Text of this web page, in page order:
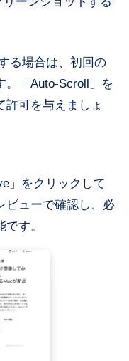
る場合は、初回の
。「Auto-Scroll」を
許可を与えましょ
」をクリックして
ビューで確認し、必
す。